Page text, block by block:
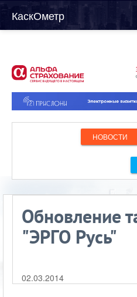
КаскОметр
НОВОСТИ
Обновление
"ЭРГО Русь"
02.03.2014